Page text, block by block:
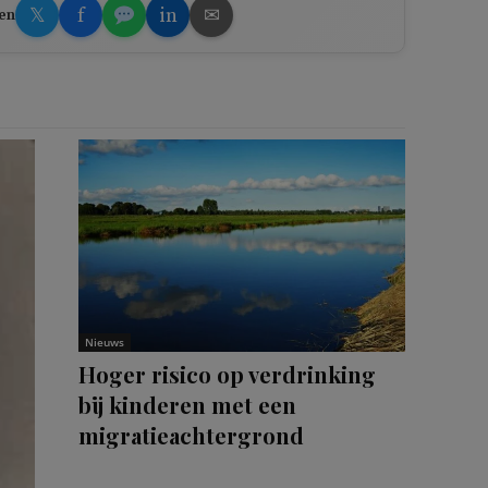
𝕏 f in ✉
Nieuws
Hoger risico op verdrinking
bij kinderen met een
migratieachtergrond